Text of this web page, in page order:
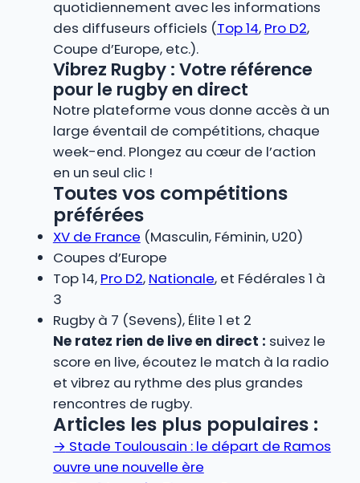
quotidiennement avec les informations
des diffuseurs officiels (Top 14, Pro D2,
Coupe d’Europe, etc.).
Vibrez Rugby : Votre référence
pour le rugby en direct
Notre plateforme vous donne accès à un
large éventail de compétitions, chaque
week-end. Plongez au cœur de l’action
en un seul clic !
Toutes vos compétitions
préférées
XV de France (Masculin, Féminin, U20)
Coupes d’Europe
Top 14, Pro D2, Nationale, et Fédérales 1 à
3
Rugby à 7 (Sevens), Élite 1 et 2
Ne ratez rien de live en direct : suivez le
score en live, écoutez le match à la radio
et vibrez au rythme des plus grandes
rencontres de rugby.
Articles les plus populaires :
→ Stade Toulousain : le départ de Ramos
ouvre une nouvelle ère